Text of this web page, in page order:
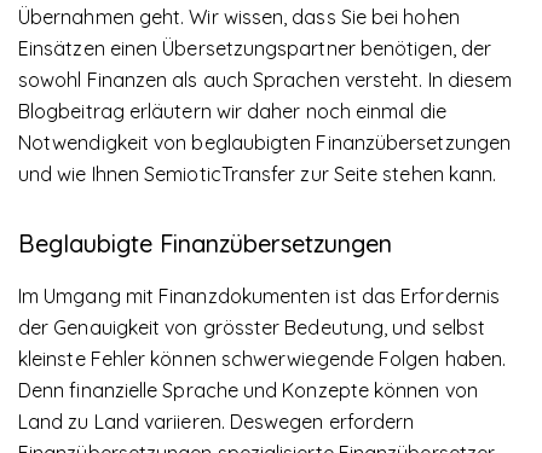
Übernahmen geht. Wir wissen, dass Sie bei hohen
Einsätzen einen Übersetzungspartner benötigen, der
sowohl Finanzen als auch Sprachen versteht. In diesem
Blogbeitrag erläutern wir daher noch einmal die
Notwendigkeit von beglaubigten Finanzübersetzungen
und wie Ihnen SemioticTransfer zur Seite stehen kann.
Beglaubigte Finanzübersetzungen
Im Umgang mit Finanzdokumenten ist das Erfordernis
der Genauigkeit von grösster Bedeutung, und selbst
kleinste Fehler können schwerwiegende Folgen haben.
Denn finanzielle Sprache und Konzepte können von
Land zu Land variieren. Deswegen erfordern